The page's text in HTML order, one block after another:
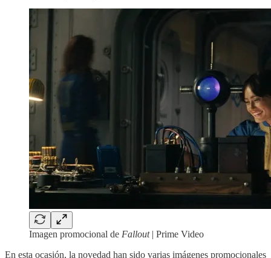
Imagen promocional de Fallout| Prime Video
En esta ocasión, la novedad han sido varias imágenes promocionales